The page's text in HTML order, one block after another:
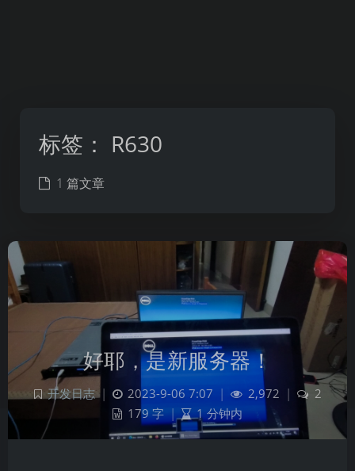
标签： R630
1 篇文章
好耶，是新服务器！
开发日志 | 2023-9-06 7:07 | 2,972 |
2
179 字 | 1 分钟内